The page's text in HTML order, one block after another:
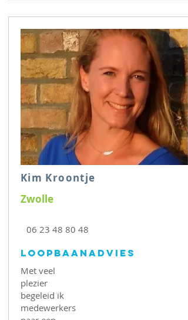
Kim Kroontje
Zwolle
06 23 48 80 48
Loopbaanadvies
Met veel
plezier
begeleid ik
medewerkers